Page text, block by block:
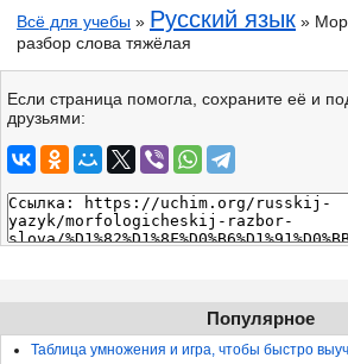
Всё для учебы » Русский язык »
разбор слова тяжёлая
Если страница помогла, сохраните её и
друзьями:
Популярное
Таблица умножения и игра, чтобы быстро